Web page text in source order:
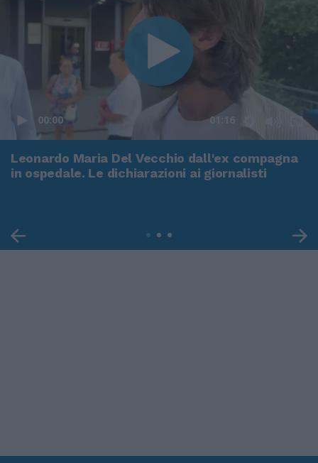
00:00 01:16
Leonardo Maria Del Vecchio dall'ex compagna
in ospedale. Le dichiarazioni ai giornalisti